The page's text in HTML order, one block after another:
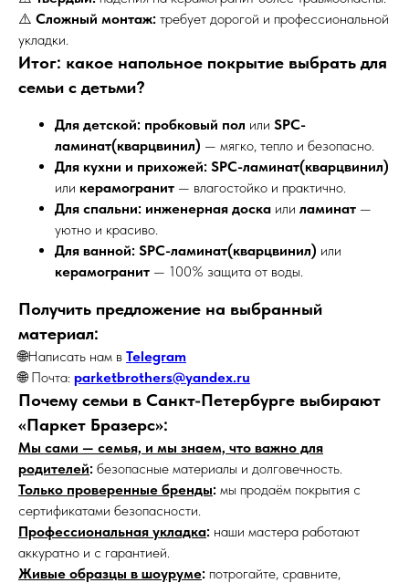
⚠️ Сложный монтаж: требует дорогой и профессиональной
укладки.
Итог: какое напольное покрытие выбрать для
семьи с детьми?
Для детской: пробковый пол или SPC-
ламинат(кварцвинил) — мягко, тепло и безопасно.
Для кухни и прихожей: SPC-ламинат(кварцвинил)
или керамогранит — влагостойко и практично.
Для спальни: инженерная доска или ламинат —
уютно и красиво.
Для ванной: SPC-ламинат(кварцвинил) или
керамогранит — 100% защита от воды.
Получить предложение на выбранный
материал:
🌐Написать нам в Telegram
🌐 Почта: parketbrothers@yandex.ru
Почему семьи в Санкт-Петербурге выбирают
«Паркет Бразерс»:
Мы сами — семья, и мы знаем, что важно для
родителей: безопасные материалы и долговечность.
Только проверенные бренды: мы продаём покрытия с
сертификатами безопасности.
Профессиональная укладка: наши мастера работают
аккуратно и с гарантией.
Живые образцы в шоуруме: потрогайте, сравните,